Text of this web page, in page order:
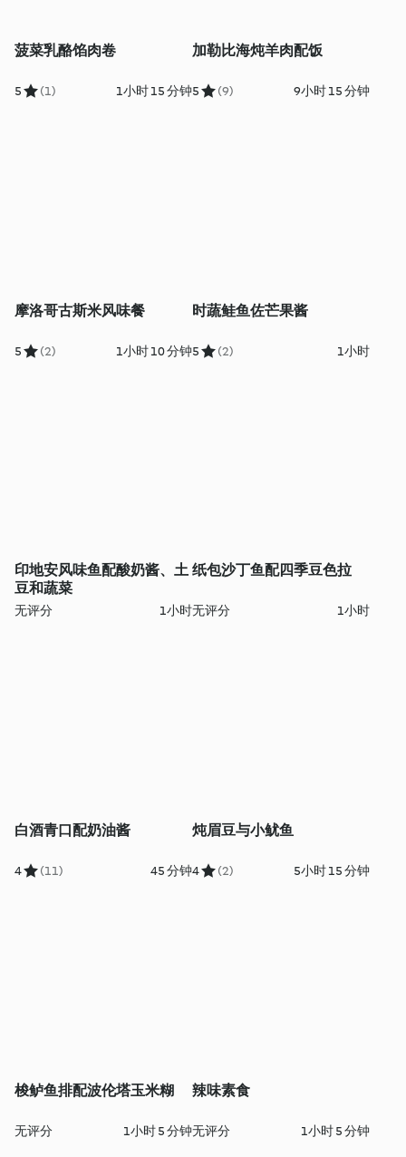
菠菜乳酪馅肉卷
5 (1) 1小时 15 分钟
加勒比海炖羊肉配饭
5 (9) 9小时 15 分钟
摩洛哥古斯米风味餐
5 (2) 1小时 10 分钟
时蔬鲑鱼佐芒果酱
5 (2) 1小时
印地安风味鱼配酸奶酱、土
豆和蔬菜
无评分 1小时
纸包沙丁鱼配四季豆色拉
无评分 1小时
白酒青口配奶油酱
4 (11) 45 分钟
炖眉豆与小鱿鱼
4 (2) 5小时 15 分钟
梭鲈鱼排配波伦塔玉米糊
无评分 1小时 5 分钟
辣味素食
无评分 1小时 5 分钟